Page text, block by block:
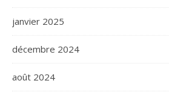
janvier 2025
décembre 2024
août 2024